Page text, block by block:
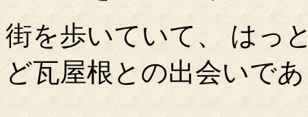
街を歩いていて、 はっ
ど瓦屋根との出会いで